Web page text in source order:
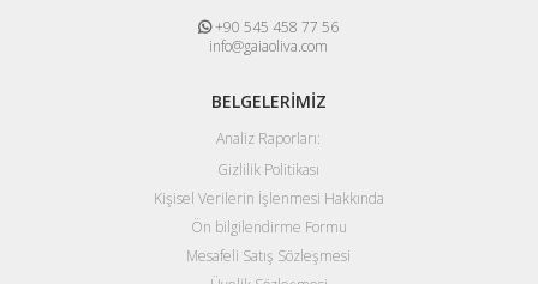
+90 545 458 77 56
info@gaiaoliva.com
BELGELERİMİZ
Analiz Raporları:
Gizlilik Politikası
Kişisel Verilerin İşlenmesi Hakkında
Ön bilgilendirme Formu
Mesafeli Satış Sözleşmesi